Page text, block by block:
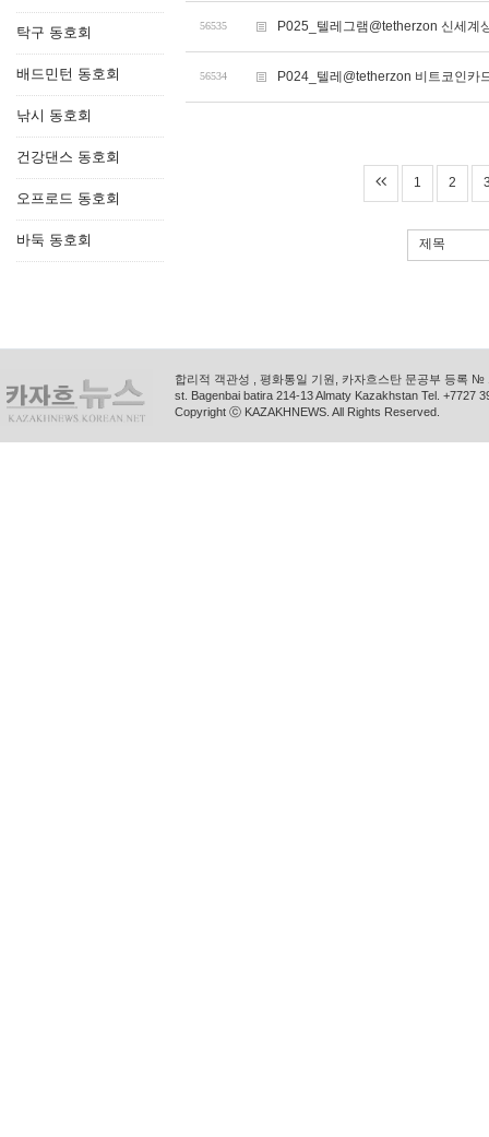
탁구 동호회
배드민턴 동호회
낚시 동호회
건강댄스 동호회
오프로드 동호회
바둑 동호회
56535 P025_텔레그램@tetherzon 신세계
56534 P024_텔레@tetherzon 비트코인카
1 2
제목
합리적 객관성 , 평화통일 기원, 카자흐스탄 문공부 등록
st. Bagenbai batira 214-13 Almaty Kazakhstan Tel. +7727
Copyright ⓒ KAZAKHNEWS. All Rights Reserved.